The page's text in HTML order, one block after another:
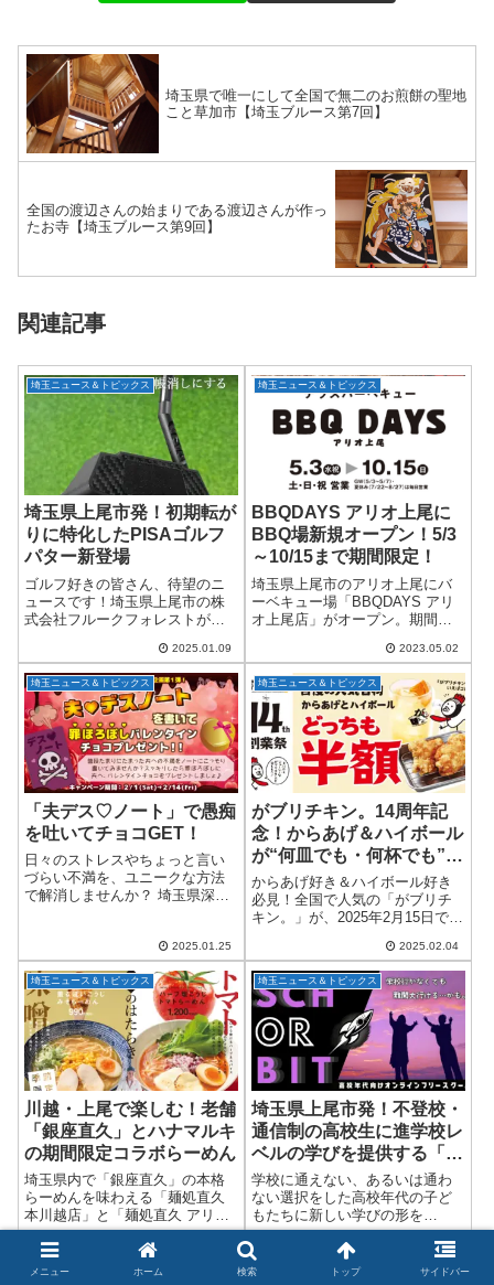
埼玉県で唯一にして全国で無二のお煎餅の聖地
こと草加市【埼玉ブルース第7回】
全国の渡辺さんの始まりである渡辺さんが作っ
たお寺【埼玉ブルース第9回】
関連記事
埼玉ニュース＆トピックス
埼玉県上尾市発！初期転が
りに特化したPISAゴルフ
パター新登場
ゴルフ好きの皆さん、待望のニ
ュースです！埼玉県上尾市の株
式会社フルークフォレストが、
タークラブ」の第4世代モデルを
発表しました。現在、クラウド
ファンディングサイト
「GREENFUNDI...
2025.01.09
埼玉ニュース＆トピックス
BBQDAYS アリオ上尾に
BBQ場新規オープン！5/3
～10/15まで期間限定！
埼玉県上尾市のアリオ上尾にバ
ーベキュー場「BBQDAYS アリ
オ上尾店」がオープン。期間は5
持ち込み自由でお得に手軽に
BBQが楽しめる。飲み放題や
BBQ食材セットの注文も可能。
96名...
2023.05.02
埼玉ニュース＆トピックス
「夫デス♡ノート」で愚痴
を吐いてチョコGET！
日々のストレスやちょっと言い
づらい不満を、ユニークな方法
で解消しませんか？ 埼玉県深谷
ュ」が、期間限定で面白い企画
をスタートしました！その名も
「おもしろ想い出...
2025.01.25
埼玉ニュース＆トピックス
がブリチキン。14周年記
念！からあげ＆ハイボール
が“何皿でも・何杯でも”半
額！
からあげ好き＆ハイボール好き
必見！全国で人気の「がブリチ
キン。」が、2025年2月15日で14
て、埼玉県内の店舗を含む全国
55店舗で3日間限定の特別キャン
ペーンを開催！ 驚きの大盤振る
舞い...
2025.02.04
埼玉ニュース＆トピックス
川越・上尾で楽しむ！老舗
「銀座直久」とハナマルキ
の期間限定コラボらーめん
埼玉県内で「銀座直久」の本格
らーめんを味わえる「麺処直久
本川越店」と「麺処直久 アリオ
上尾店」で、2025年2月1日
（土）から4月30日（水）までの
期間限定で、味噌・醸造製品メ
埼玉ニュース＆トピックス
埼玉県上尾市発！不登校・
通信制の高校生に進学校レ
ベルの学びを提供する「シ
ン・ガッコウ
Schorbit（ショービッ
ト）」が正式公開
学校に通えない、あるいは通わ
ない選択をした高校年代の子ど
もたちに新しい学びの形を
――。2025年5月、埼玉県上尾市
から誕生した完全オンライン型
フリースクール「シン・ガッコ
2025.05.12
埼玉ニュース＆トピックス 埼玉ニュース＆トピックス
メニュー ホーム 検索 トップ サイドバー